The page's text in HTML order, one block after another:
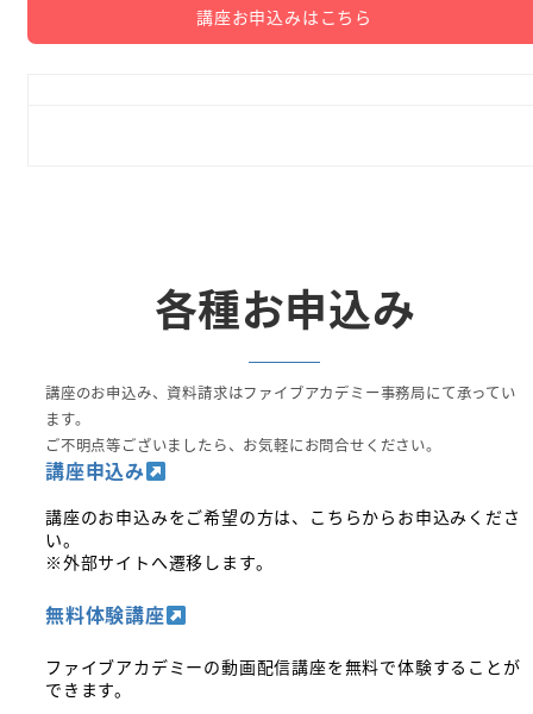
講座お申込みはこちら
各種お申込み
講座のお申込み、資料請求はファイブアカデミー事務局にて承ってい
ます。
ご不明点等ございましたら、お気軽にお問合せください。
講座申込み
講座のお申込みをご希望の方は、こちらからお申込みくださ
い。
※外部サイトへ遷移します。
無料体験講座
ファイブアカデミーの動画配信講座を無料で体験することが
できます。